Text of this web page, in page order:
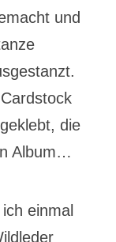
und
die
Album…
einmal